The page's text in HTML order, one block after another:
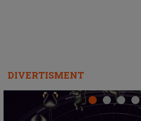
DIVERTISMENT